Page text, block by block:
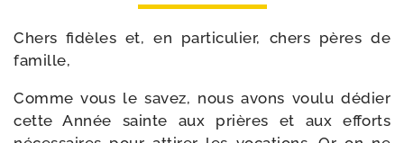
Chers fidèles et, en par­ti­cu­lier, chers pères de
famille,
Comme vous le savez, nous avons vou­lu dédier
cette Année sainte aux prières et aux efforts